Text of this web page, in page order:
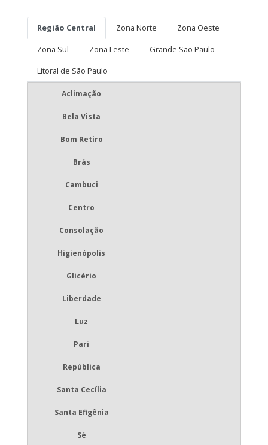
Região Central Zona Norte
Zona Oeste
Zona Sul
Zona Leste
Grande São Paulo
Litoral de São Paulo
Aclimação
Bela Vista
Bom Retiro
Brás
Cambuci
Centro
Consolação
Higienópolis
Glicério
Liberdade
Luz
Pari
República
Santa Cecília
Santa Efigênia
Sé